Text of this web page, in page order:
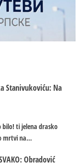
Stanivukoviću: Na
bilo! ti jelena drasko
mrtvi na…
Obradović